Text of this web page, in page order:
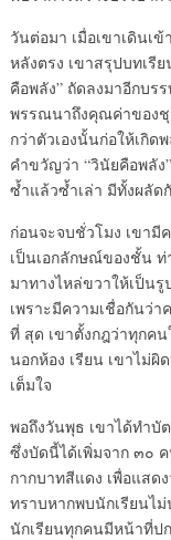
วันต่อมา เมื่อเขาเดินเ
หลังตรง เขาสรุปบทเรี
คือพลัง” ถัดลงมาอีกบร
พรรณนาถึงคุณค่าของ
กว่าตัวเองนั้นก่อให้เกิด
คำขวัญว่า “วินัยคือพลัง
ซ้ำแล้วซ้ำเล่า มีทั้งผลัด
ก่อนจะจบชั่วโมง เขามี
เป็นเอกลักษณ์ของชั้น
มาทางไหล่ขวาให้เป็น
เพราะมีความเชื่อกันว่
ที่ สุด เขาตั้งกฎว่าทุกค
นอกห้อง เรียน เขาไม่ผิ
เต็มใจ
พอถึงวันพุธ เขาได้ทำ
ซึ่งบัดนี้ได้เพิ่มจาก ๓๐
กากบาทสีแดง เพื่อแสด
ทราบหากพบนักเรียนไ
นักเรียนทุกคนมีหน้าที่